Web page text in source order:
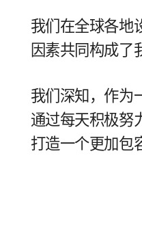
我们​在​全球​各​地​
因素​共同​构成​了​
我们​深知，​作为​
通过​每​天​积极​努
打造​一​个​更加​包